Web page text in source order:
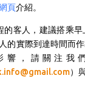
頁介紹。
的客人，建議搭乘
的實際到達時間而
響，請關注我
）